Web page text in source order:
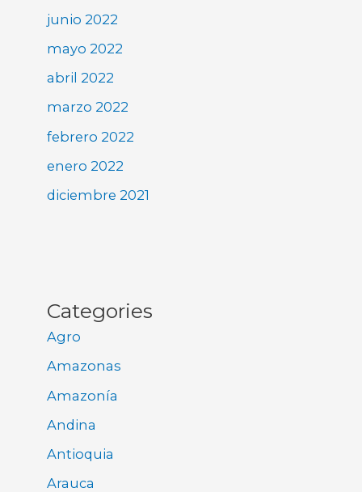
junio 2022
mayo 2022
abril 2022
marzo 2022
febrero 2022
enero 2022
diciembre 2021
Categories
Agro
Amazonas
Amazonía
Andina
Antioquia
Arauca